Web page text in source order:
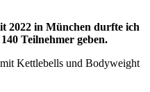
2022 in München durfte ich
Teilnehmer geben.
Kettlebells und Bodyweight